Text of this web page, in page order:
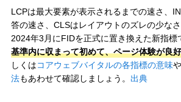
LCPは最大要素が表示されるまでの速さ、
答の速さ、CLSはレイアウトのズレの少な
2024年3月にFIDを正式に置き換えた新指標
基準内に収まって初めて、ページ体験が良
しくはコアウェブバイタルの各指標の意味や
法もあわせて確認しましょう。 出典